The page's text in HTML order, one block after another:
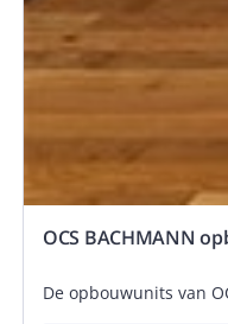
OCS BACHMANN
De opbouwunits van